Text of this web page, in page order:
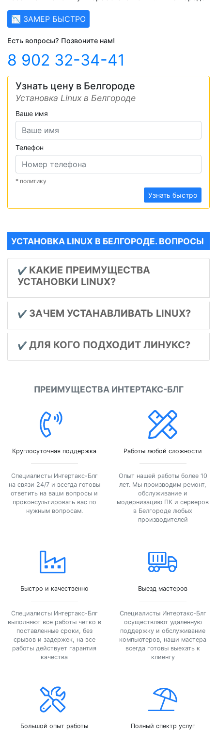
📉 ЗАМЕР БЫСТРО
Есть вопросы? Позвоните нам!
8 902 32-34-41
Узнать цену в Белгороде
Установка Linux в Белгороде
Ваше имя
Телефон
* политику
Узнать быстро
УСТАНОВКА LINUX В БЕЛГОРОДЕ. ВОПРОСЫ
✔️ КАКИЕ ПРЕИМУЩЕСТВА
УСТАНОВКИ LINUX?
✔️ ЗАЧЕМ УСТАНАВЛИВАТЬ LINUX?
✔️ ДЛЯ КОГО ПОДХОДИТ ЛИНУКС?
ПРЕИМУЩЕСТВА ИНТЕРТАКС-БЛГ
Круглосуточная поддержка
Специалисты Интертакс-Блг
на связи 24/7 и всегда готовы
ответить на ваши вопросы и
проконсультировать вас по
нужным вопросам.
Работы любой сложности
Опыт нашей работы более 10
лет. Мы производим ремонт,
обслуживание и
модернизацию ПК и серверов
в Белгороде любых
производителей
Быстро и качественно
Специалисты Интертакс-Блг
выполняют все работы четко в
поставленные сроки, без
срывов и задержек, на все
работы действует гарантия
качества
Выезд мастеров
Специалисты Интертакс-Блг
осуществляют удаленную
поддержку и обслуживание
компьютеров, наши мастера
всегда готовы выехать к
клиенту
Большой опыт работы Полный спектр услуг